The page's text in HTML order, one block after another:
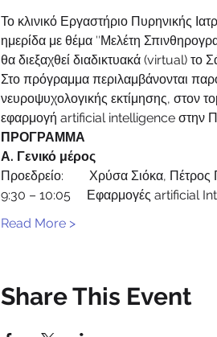
Το κλινικό Εργαστήριο Πυρηνικής
ημερίδα με θέμα ″Μελέτη
θα διεξαχθεί διαδικτυακά (virtual)
Στο πρόγραμμα περιλαμβάνονται
νευροψυχολογικής εκτίμησης, στον
εφαρμογή artificial intelligence στην
ΠΡΟΓΡΑΜΜΑ
Α. Γενικό μέρος
Προεδρείο:        Χρύσα Σιόκα, Πέτρος
9:30 – 10:05     Εφαρμογές artificial
Read More >
Share This Event